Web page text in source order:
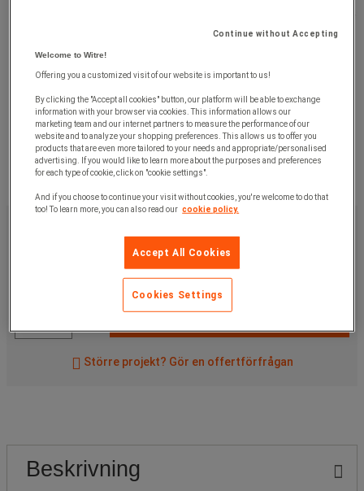
Större projekt? Gör en offertförfrågan
Beskrivning
Continue without Accepting
Welcome to Witre!
Offering you a customized visit of our website is important to us!
By clicking the "Accept all cookies" button, our platform will be able to exchange
information with your browser via cookies. This information allows our
marketing team and our internet partners to measure the performance of our
website and to analyze your shopping preferences. This allows us to offer you
products that are even more tailored to your needs and appropriate/personalised
advertising. If you would like to learn more about the purposes and preferences
for each type of cookie, click on "cookie settings".
And if you choose to continue your visit without cookies, you're welcome to do that
too! To learn more, you can also read our cookie policy.
Accept All Cookies
Cookies Settings